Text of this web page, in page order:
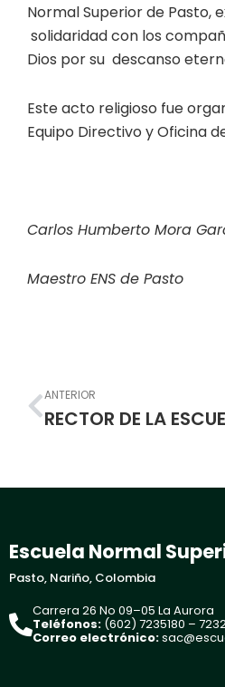
Normal Superior de Pasto,
solidaridad con los
Dios por su descanso
Este acto religioso fue
Equipo Directivo y Oficina
Carlos Humberto Mora
Maestro ENS de Pasto
Prev
ANTERIOR
Escuela Normal
Pasto, Nariño, Colombia
Carrera 26 No 09–05 La Aurora
Teléfonos: (602) 7235180 –
Correo electrónico: